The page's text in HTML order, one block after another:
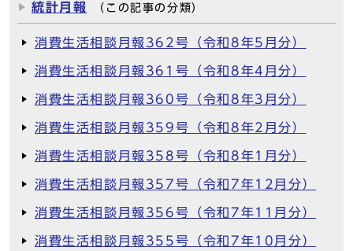
統計月報 （この記事の分類）
消費生活相談月報362号（令和8年5月分）
消費生活相談月報361号（令和8年4月分）
消費生活相談月報360号（令和8年3月分）
消費生活相談月報359号（令和8年2月分）
消費生活相談月報358号（令和8年1月分）
消費生活相談月報357号（令和7年12月分）
消費生活相談月報356号（令和7年11月分）
消費生活相談月報355号（令和7年10月分）